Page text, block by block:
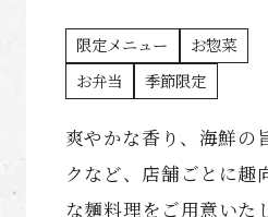
限定メニュー
お惣菜
お弁当
季節限定
爽やかな香り、海鮮の
クなど、店舗ごとに趣
な麺料理をご用意いた